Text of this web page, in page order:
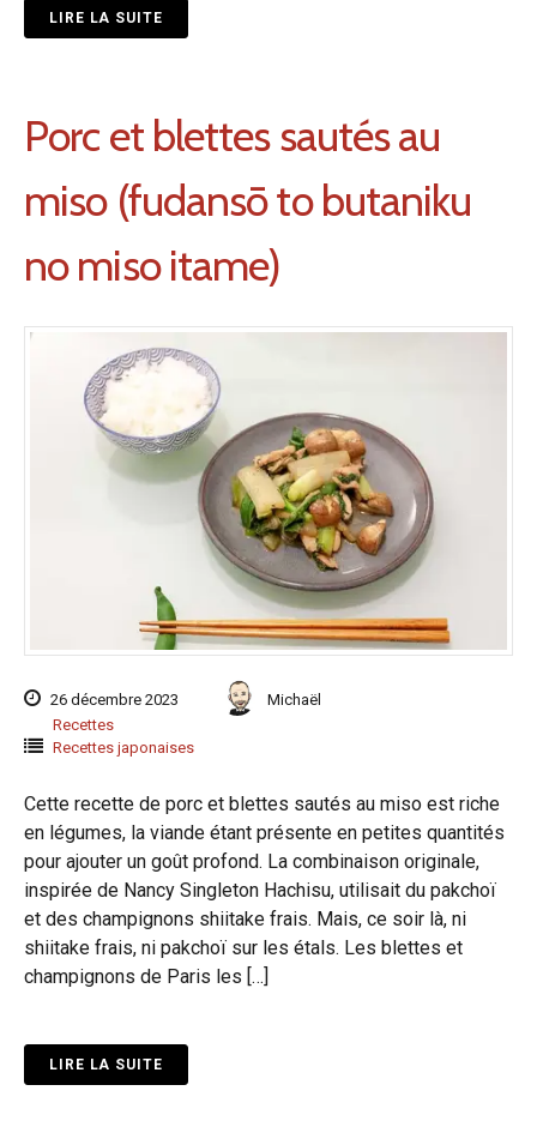
LIRE LA SUITE
Porc et blettes sautés au
miso (fudansō to butaniku
no miso itame)
26 décembre 2023
Michaël
Recettes
Recettes japonaises
Cette recette de porc et blettes sautés au miso est riche
en légumes, la viande étant présente en petites quantités
pour ajouter un goût profond. La combinaison originale,
inspirée de Nancy Singleton Hachisu, utilisait du pakchoï
et des champignons shiitake frais. Mais, ce soir là, ni
shiitake frais, ni pakchoï sur les étals. Les blettes et
champignons de Paris les […]
LIRE LA SUITE